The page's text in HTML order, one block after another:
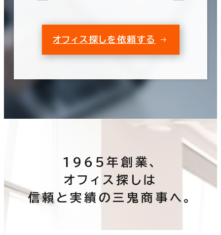
オフィス探しを依頼する
1965年創業、
オフィス探しは
信頼と実績の三鬼商事へ。